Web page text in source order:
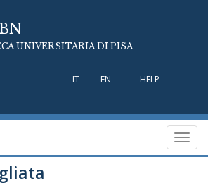
UNIVERSITARIA DI PISA
IT EN HELP